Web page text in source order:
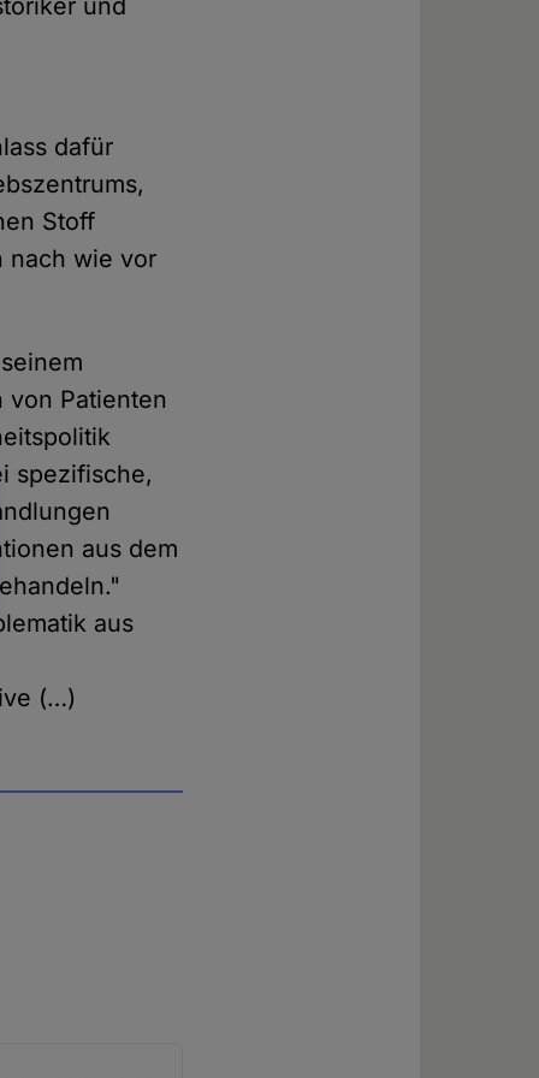
und
dafür
Stoff
nach wie vor
von Patienten
spezifische,
aus dem
aus
(…)